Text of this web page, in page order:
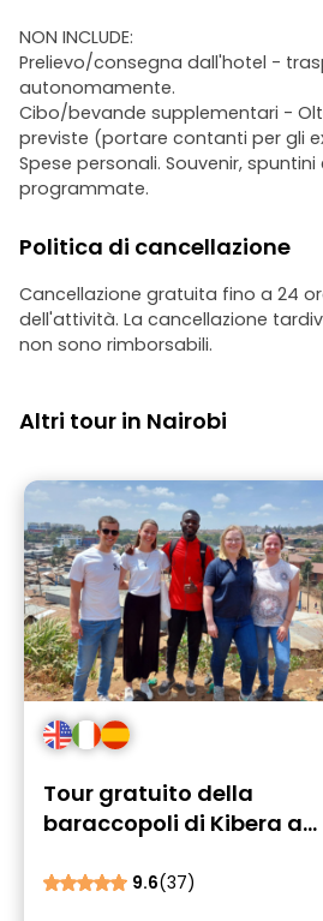
NON INCLUDE:
Prelievo/consegna dall'hotel -
autonomamente.
Cibo/bevande supplementari -
previste (portare contanti per gli
Spese personali. Souvenir,
programmate.
Politica di cancellazione
Cancellazione gratuita fino a 24
dell'attività. La cancellazione
non sono rimborsabili.
Altri tour in Nairobi
Tour gratuito della
baraccopoli di Kibera a
9.6(37)